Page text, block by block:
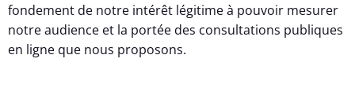
fondement de notre intérêt légitime à pouvoir mesurer
notre audience et la portée des consultations publiques
en ligne que nous proposons.